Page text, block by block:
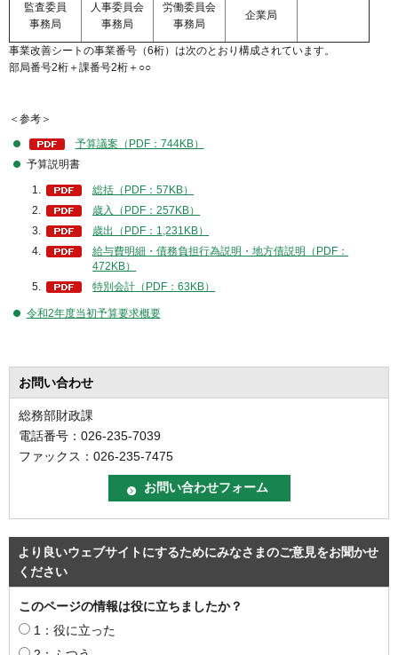
監査委員
事務局
人事委員会
事務局
労働委員会
事務局
企業局
事業改善シートの事業番号（6桁）は次のとおり構成されています。
部局番号2桁＋課番号2桁＋○○
＜参考＞
予算議案（PDF：744KB）
予算説明書
総括（PDF：57KB）
歳入（PDF：257KB）
歳出（PDF：1,231KB）
給与費明細・債務負担行為説明・地方債説明（PDF：
472KB）
特別会計（PDF：63KB）
令和2年度当初予算要求概要
お問い合わせ
総務部財政課
電話番号：026-235-7039
ファックス：026-235-7475
より良いウェブサイトにするためにみなさまのご意見をお聞かせ
ください
このページの情報は役に立ちましたか？
1：役に立った